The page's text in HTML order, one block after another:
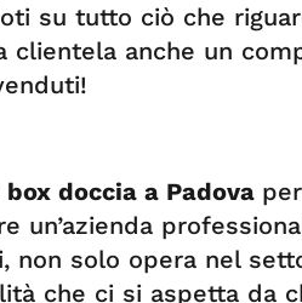
su tutto ciò che
anche un
box doccia a Padova
un’azienda
non solo opera nel
che ci si aspetta da